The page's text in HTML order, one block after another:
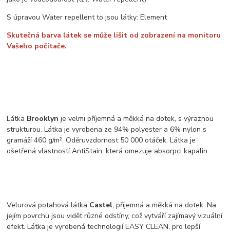
S úpravou Water repellent to jsou látky: Element
Skutečná barva látek se může lišit od zobrazení na monitoru
Vašeho počítače.
Látka Brooklyn je velmi příjemná a měkká na dotek, s výraznou
strukturou. Látka je vyrobena ze 94% polyester a 6% nylon s
gramáží 460 g/m². Oděruvzdornost 50 000 otáček. Látka je
ošetřená vlastností AntiStain, která omezuje absorpci kapalin.
Velurová potahová látka Castel, příjemná a měkká na dotek. Na
jejím povrchu jsou vidět různé odstíny, což vytváří zajímavý vizuální
efekt. Látka je vyrobená technologií EASY CLEAN, pro lepší